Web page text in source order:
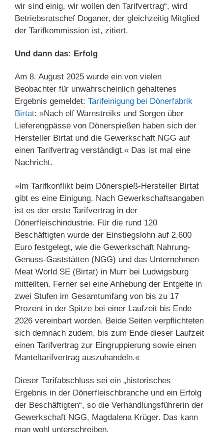
wir sind einig, wir wollen den Tarifvertrag“, wird
Betriebsratschef Doganer, der gleichzeitig Mitglied
der Tarifkommission ist, zitiert.
Und dann das: Erfolg
Am 8. August 2025 wurde ein von vielen
Beobachter für unwahrscheinlich gehaltenes
Ergebnis gemeldet: Tarifeinigung bei Dönerfabrik
Birtat: »Nach elf Warnstreiks und Sorgen über
Lieferengpässe von Dönerspießen haben sich der
Hersteller Birtat und die Gewerkschaft NGG auf
einen Tarifvertrag verständigt.« Das ist mal eine
Nachricht.
»Im Tarifkonflikt beim Dönerspieß-Hersteller Birtat
gibt es eine Einigung. Nach Gewerkschaftsangaben
ist es der erste Tarifvertrag in der
Dönerfleischindustrie. Für die rund 120
Beschäftigten wurde der Einstiegslohn auf 2.600
Euro festgelegt, wie die Gewerkschaft Nahrung-
Genuss-Gaststätten (NGG) und das Unternehmen
Meat World SE (Birtat) in Murr bei Ludwigsburg
mitteilten. Ferner sei eine Anhebung der Entgelte in
zwei Stufen im Gesamtumfang von bis zu 17
Prozent in der Spitze bei einer Laufzeit bis Ende
2026 vereinbart worden. Beide Seiten verpflichteten
sich demnach zudem, bis zum Ende dieser Laufzeit
einen Tarifvertrag zur Eingruppierung sowie einen
Manteltarifvertrag auszuhandeln.«
Dieser Tarifabschluss sei ein „historisches
Ergebnis in der Dönerfleischbranche und ein Erfolg
der Beschäftigten“, so die Verhandlungsführerin der
Gewerkschaft NGG, Magdalena Krüger. Das kann
man wohl unterschreiben.